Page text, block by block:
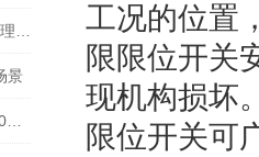
景
工况的位置
限限位开关
现机构损坏
限位开关可